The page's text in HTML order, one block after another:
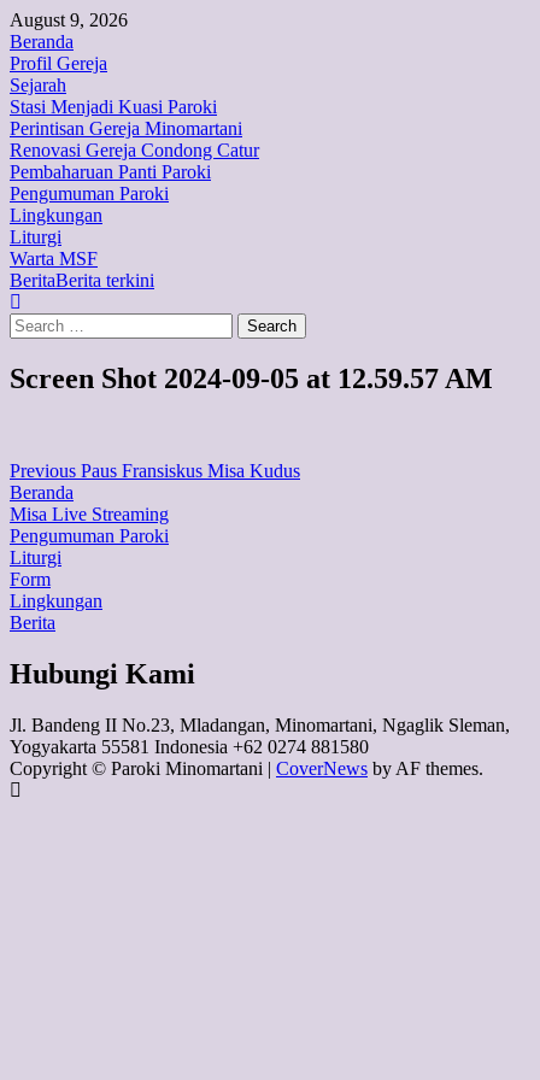
Skip
to
content
August 9, 2026
Primary
Menu
Beranda
Profil Gereja
Sejarah
Stasi Menjadi Kuasi Paroki
Perintisan Gereja Minomartani
Renovasi Gereja Condong Catur
Pembaharuan Panti Paroki
Pengumuman Paroki
Lingkungan
Liturgi
Warta MSF
BeritaBerita terkini
Search
for:
Screen Shot 2024-09-05 at 12.59.57 AM
Continue
Reading
Previous Paus Fransiskus Misa Kudus
Beranda
Misa Live Streaming
Pengumuman Paroki
Liturgi
Form
Lingkungan
Berita
Hubungi Kami
Jl. Bandeng II No.23, Mladangan, Minomartani, Ngaglik Sleman,
Yogyakarta 55581 Indonesia +62 0274 881580
Copyright © Paroki Minomartani | CoverNews by AF themes.